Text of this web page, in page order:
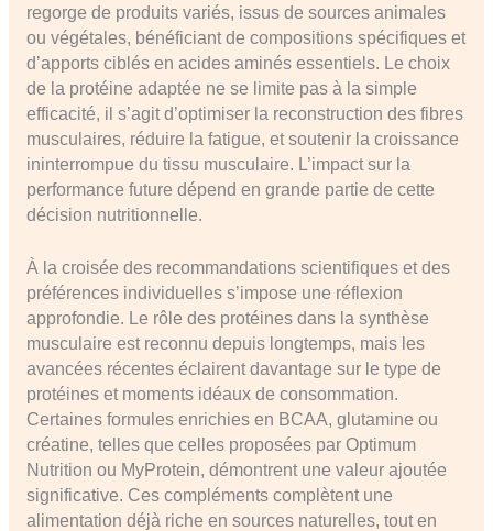
regorge de produits variés, issus de sources animales
ou végétales, bénéficiant de compositions spécifiques et
d’apports ciblés en acides aminés essentiels. Le choix
de la protéine adaptée ne se limite pas à la simple
efficacité, il s’agit d’optimiser la reconstruction des fibres
musculaires, réduire la fatigue, et soutenir la croissance
ininterrompue du tissu musculaire. L’impact sur la
performance future dépend en grande partie de cette
décision nutritionnelle.
À la croisée des recommandations scientifiques et des
préférences individuelles s’impose une réflexion
approfondie. Le rôle des protéines dans la synthèse
musculaire est reconnu depuis longtemps, mais les
avancées récentes éclairent davantage sur le type de
protéines et moments idéaux de consommation.
Certaines formules enrichies en BCAA, glutamine ou
créatine, telles que celles proposées par Optimum
Nutrition ou MyProtein, démontrent une valeur ajoutée
significative. Ces compléments complètent une
alimentation déjà riche en sources naturelles, tout en